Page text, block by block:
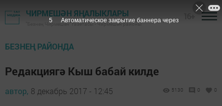
ЧИРМЕШӘН ЯҢАЛЫКЛАРЫ
"Безнең Чирмешән" газетасы - Чирмешән районы
БЕЗНЕҢ РАЙОНДА
Редакциягә Кыш бабай килде
автор, 8 декабрь 2017 - 12:45 5130 0 0
4 Автоматическое закрытие баннера через